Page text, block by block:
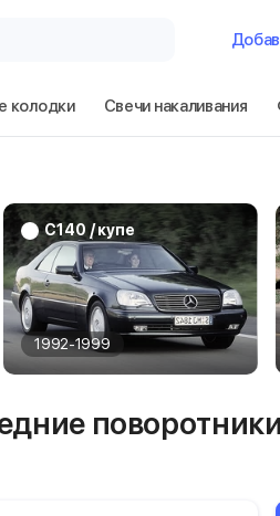
Гараж
рестайлинг
Сбросить
колодки Свечи накаливания
C140 / купе
1992-1999